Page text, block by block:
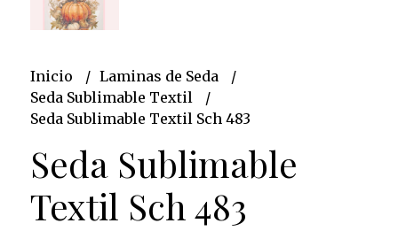
Inicio
Laminas de Seda
Seda Sublimable Textil
Seda Sublimable Textil Sch 483
Seda Sublimable
Textil Sch 483